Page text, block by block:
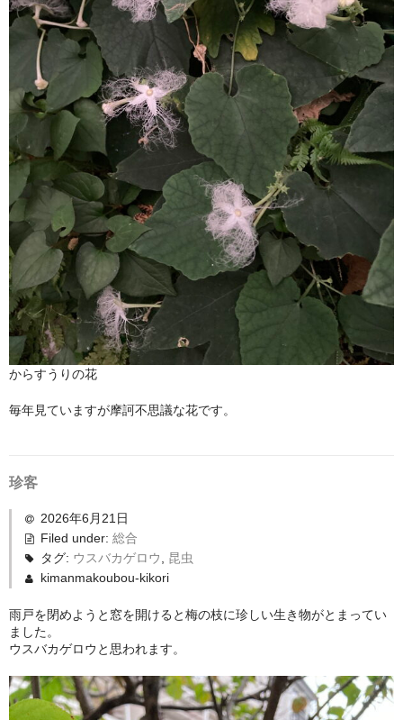
からすうりの花
毎年見ていますが摩訶不思議な花です。
珍客
2026年6月21日
Filed under: 総合
タグ: ウスバカゲロウ
昆虫
kimanmakoubou-kikori
雨戸を閉めようと窓を開けると梅の枝に珍しい生き物がとまってい
ました。
ウスバカゲロウと思われます。